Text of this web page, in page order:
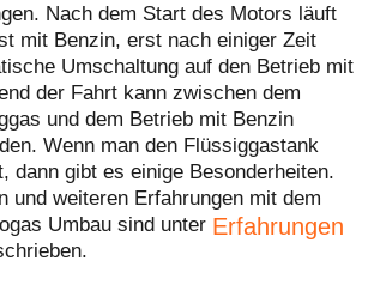
Nach dem Start des Motors läuft
mit Benzin, erst nach einiger Zeit
Umschaltung auf den Betrieb mit
der Fahrt kann zwischen dem
und dem Betrieb mit Benzin
Wenn man den Flüssiggastank
dann gibt es einige Besonderheiten.
und weiteren Erfahrungen mit dem
Umbau sind unter Erfahrungen